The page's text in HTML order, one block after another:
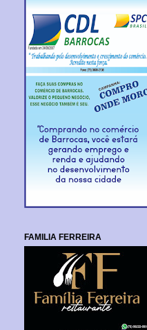
FAMILIA FERREIRA